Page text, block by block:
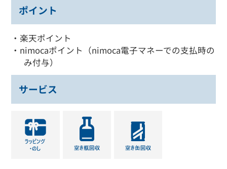
ポイント
・楽天ポイント
・nimocaポイント（nimoca電子マネーでの支払時の
み付与）
サービス